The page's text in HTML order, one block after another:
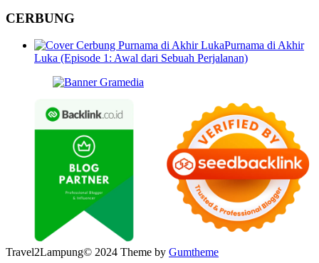
CERBUNG
Purnama di Akhir
Luka (Episode 1: Awal dari Sebuah Perjalanan)
Travel2Lampung© 2024 Theme by Gumtheme